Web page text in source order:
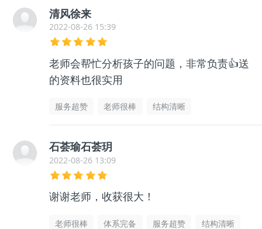
清风徐来
2022-08-26 15:39
老师会帮忙分析孩子的问题，非常负责👍送
的资料也很实用
服务超赞 老师很棒 结构清晰
石荟瑜石荟玥
2022-08-26 13:09
谢谢老师，收获很大！
老师很棒 体系完备 服务超赞 结构清晰